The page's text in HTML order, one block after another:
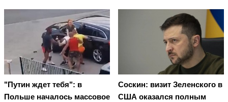
"Путин ждет тебя": в
Польше началось массовое
Соскин: визит Зеленского в
США оказался полным